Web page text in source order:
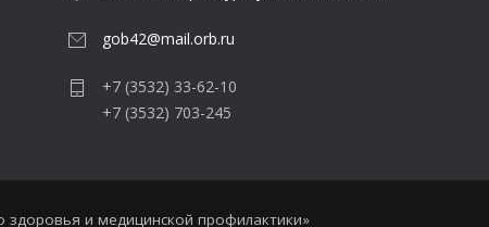
gob42@mail.orb.ru
+7 (3532) 33-62-10
+7 (3532) 703-245
здоровья и медицинской профилактики»